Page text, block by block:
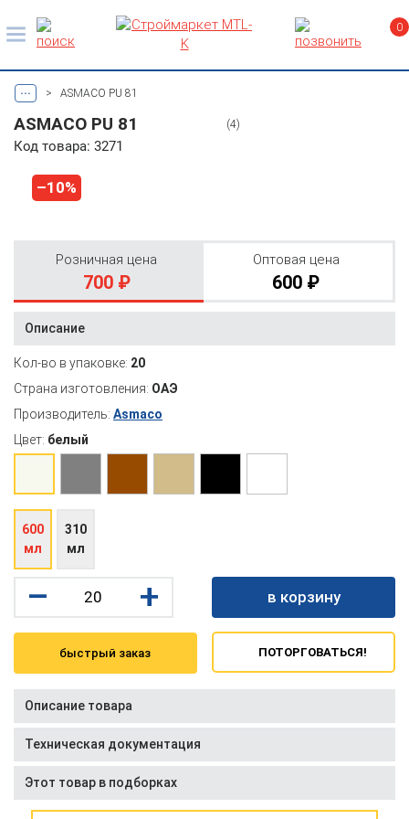
0
... > ASMACO PU 81
ASMACO PU 81 (4)
Код товара: 3271
–10%
Розничная цена
700 ₽
Оптовая цена
600 ₽
Описание
Кол-во в упаковке: 20
Страна изготовления: ОАЭ
Производитель: Asmaco
Цвет: белый
600
мл
310
мл
– + в корзину
быстрый заказ ПОТОРГОВАТЬСЯ!
Описание товара
Техническая документация
Этот товар в подборках